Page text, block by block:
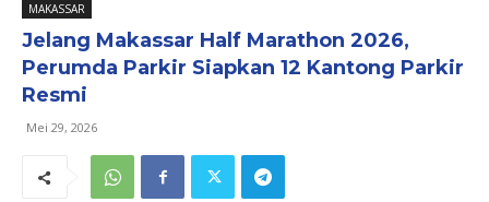
MAKASSAR
Jelang Makassar Half Marathon 2026,
Perumda Parkir Siapkan 12 Kantong Parkir
Resmi
Mei 29, 2026